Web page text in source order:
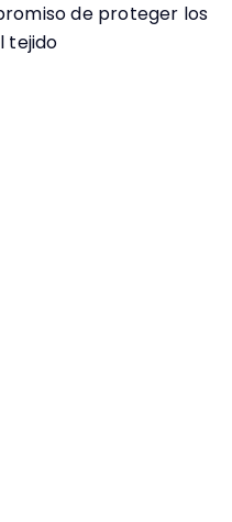
de proteger los
tejido